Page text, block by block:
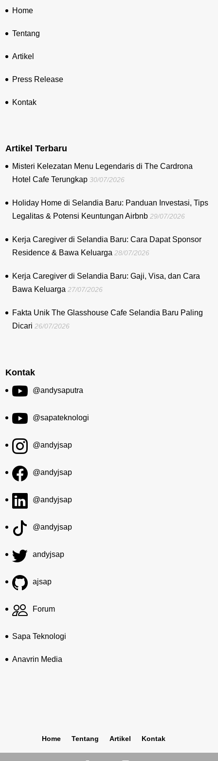
Home
Tentang
Artikel
Press Release
Kontak
Artikel Terbaru
Misteri Kelezatan Menu Legendaris di The Cardrona
Hotel Cafe Terungkap 30/07/2026
Holiday Home di Selandia Baru: Panduan Investasi, Tips
Legalitas & Potensi Keuntungan Airbnb 29/07/2026
Kerja Caregiver di Selandia Baru: Cara Dapat Sponsor
Residence & Bawa Keluarga 28/07/2026
Kerja Caregiver di Selandia Baru: Gaji, Visa, dan Cara
Bawa Keluarga 27/07/2026
Fakta Unik The Glasshouse Cafe Selandia Baru Paling
Dicari 26/07/2026
Kontak
@andysaputra
@sapateknologi
@andyjsap
@andyjsap
@andyjsap
@andyjsap
andyjsap
ajsap
Forum
Sapa Teknologi
Anavrin Media
Home Tentang Artikel Kontak